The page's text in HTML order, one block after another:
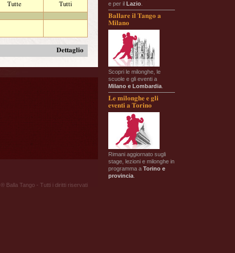
e per il Lazio
Ballare il Tango a
Milano
Scopri le milonghe, le
scuole e gli eventi a
Milano e Lombardia
Le milonghe e gli
eventi a Torino
Rimani aggiornato sugli
stage, lezioni e milonghe in
programma a Torino e
provincia
Tutte
Tutti
Dettaglio
® Balla Tango - Tutti i diritti riservati